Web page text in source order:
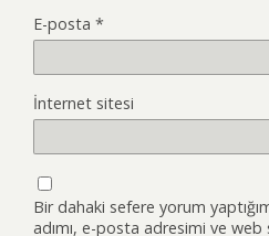
E-posta *
İnternet sitesi
Bir dahaki sefere yorum
adımı, e-posta adresimi ve web